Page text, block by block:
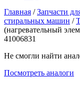
Главная /Запчасти
стиральных машин /
(нагревательный
41006831
Не смогли найти
Посмотреть аналоги